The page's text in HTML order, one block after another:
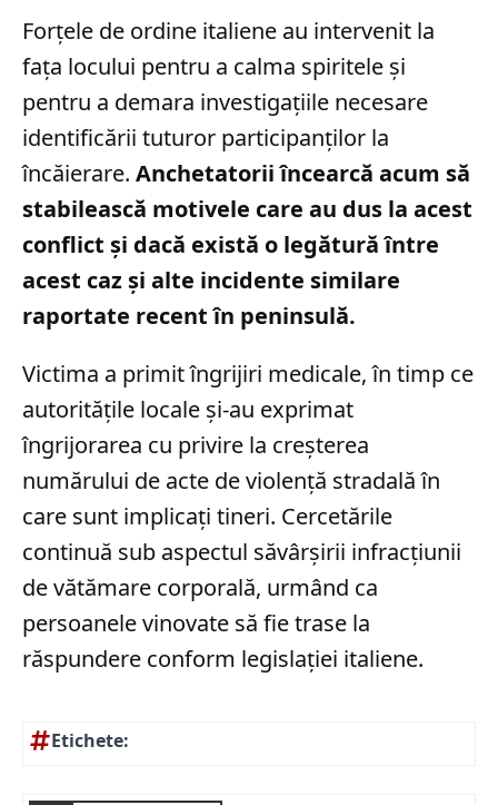
Forțele de ordine italiene au intervenit la
fața locului pentru a calma spiritele și
pentru a demara investigațiile necesare
identificării tuturor participanților la
încăierare. Anchetatorii încearcă acum să
stabilească motivele care au dus la acest
conflict și dacă există o legătură între
acest caz și alte incidente similare
raportate recent în peninsulă.
Victima a primit îngrijiri medicale, în timp ce
autoritățile locale și-au exprimat
îngrijorarea cu privire la creșterea
numărului de acte de violență stradală în
care sunt implicați tineri. Cercetările
continuă sub aspectul săvârșirii infracțiunii
de vătămare corporală, urmând ca
persoanele vinovate să fie trase la
răspundere conform legislației italiene.
Etichete: